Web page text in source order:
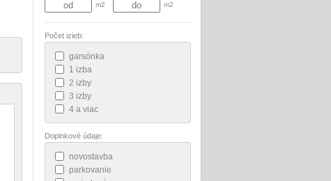
m2 m2
Počet izieb:
garsónka
1 izba
2 izby
3 izby
4 a viac
Doplnkové údaje:
novostavba
parkovanie